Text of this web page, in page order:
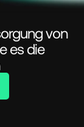
von
es die